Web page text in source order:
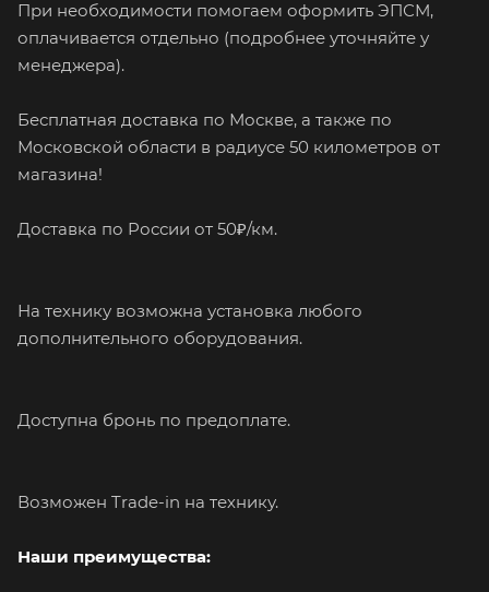
При необходимости помогаем оформить ЭПСМ,
оплачивается отдельно (подробнее уточняйте у
менеджера).
Бесплатная доставка по Москве, а также по
Московской области в радиусе 50 километров от
магазина!
Доcтaвка по Pоссии от 50₽/км.
На технику возможна установка любого
дополнительного оборудования.
Доступна бронь по предоплате.
Возможен Trade-in на технику.
Наши преимущества: